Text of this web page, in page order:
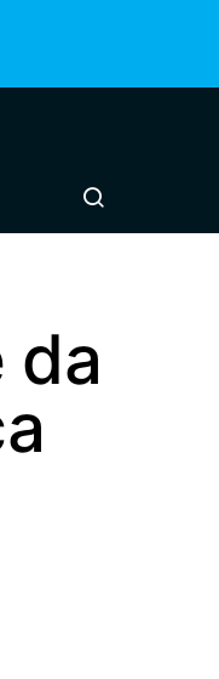
da